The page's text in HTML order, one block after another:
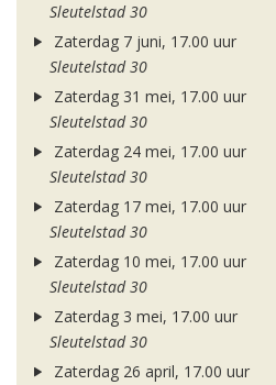
Sleutelstad 30
Zaterdag 7 juni, 17.00 uur
Sleutelstad 30
Zaterdag 31 mei, 17.00 uur
Sleutelstad 30
Zaterdag 24 mei, 17.00 uur
Sleutelstad 30
Zaterdag 17 mei, 17.00 uur
Sleutelstad 30
Zaterdag 10 mei, 17.00 uur
Sleutelstad 30
Zaterdag 3 mei, 17.00 uur
Sleutelstad 30
Zaterdag 26 april, 17.00 uur